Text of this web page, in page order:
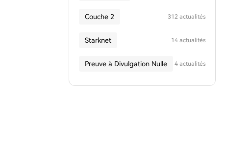
Couche 2 312 actualités
Starknet 14 actualités
Preuve à Divulgation Nulle 4 actualités